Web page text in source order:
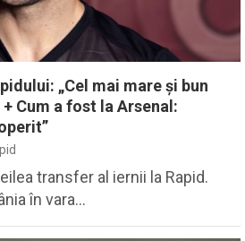
„Cel mai mare și bun
Cum a fost la Arsenal:
transfer al iernii la Rapid.
în vara…